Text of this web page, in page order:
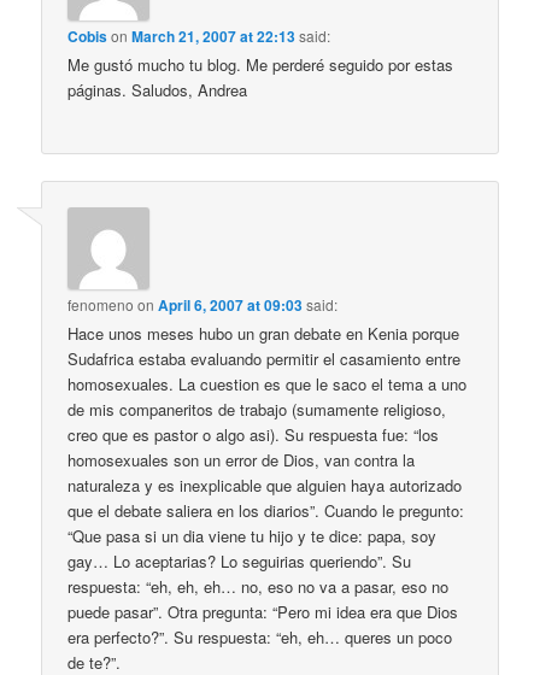
CobisonMarch 21, 2007 at 22:13said:
Me gustó mucho tu blog. Me perderé seguido por estas
páginas. Saludos, Andrea
fenomeno onApril 6, 2007 at 09:03said:
Hace unos meses hubo un gran debate en Kenia porque
Sudafrica estaba evaluando permitir el casamiento entre
homosexuales. La cuestion es que le saco el tema a uno
de mis companeritos de trabajo (sumamente religioso,
creo que es pastor o algo asi). Su respuesta fue: “los
homosexuales son un error de Dios, van contra la
naturaleza y es inexplicable que alguien haya autorizado
que el debate saliera en los diarios”. Cuando le pregunto:
“Que pasa si un dia viene tu hijo y te dice: papa, soy
gay… Lo aceptarias? Lo seguirias queriendo”. Su
respuesta: “eh, eh, eh… no, eso no va a pasar, eso no
puede pasar”. Otra pregunta: “Pero mi idea era que Dios
era perfecto?”. Su respuesta: “eh, eh… queres un poco
de te?”.